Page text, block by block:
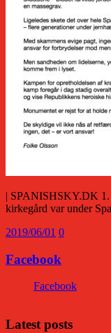
| SPANISHSKY.DK 1.
kirkegård var under
2019/06/01 0
Facebook
Facebook
Latest posts